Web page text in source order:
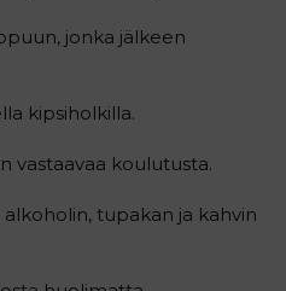
jonka jälkeen
kipsiholkilla.
vastaavaa koulutusta.
tupakan ja kahvin